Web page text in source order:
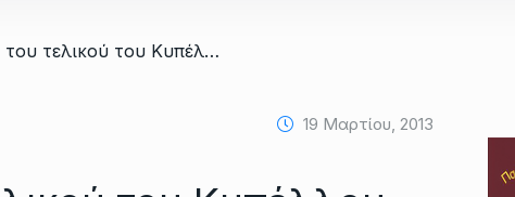
/ Τα εισιτήρια του τελικού του Κυπέλλου ΕΠΣΘ-Ανακοίνωση του Γ.Σ.Α.
19 Μαρτίου, 2013